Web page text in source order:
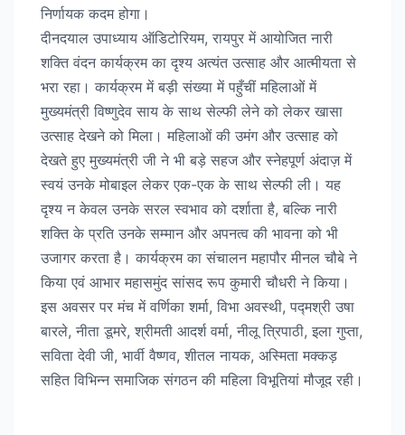
निर्णायक कदम होगा।
दीनदयाल उपाध्याय ऑडिटोरियम, रायपुर में आयोजित नारी
शक्ति वंदन कार्यक्रम का दृश्य अत्यंत उत्साह और आत्मीयता से
भरा रहा। कार्यक्रम में बड़ी संख्या में पहुँचीं महिलाओं में
मुख्यमंत्री विष्णुदेव साय के साथ सेल्फी लेने को लेकर खासा
उत्साह देखने को मिला। महिलाओं की उमंग और उत्साह को
देखते हुए मुख्यमंत्री जी ने भी बड़े सहज और स्नेहपूर्ण अंदाज़ में
स्वयं उनके मोबाइल लेकर एक-एक के साथ सेल्फी ली। यह
दृश्य न केवल उनके सरल स्वभाव को दर्शाता है, बल्कि नारी
शक्ति के प्रति उनके सम्मान और अपनत्व की भावना को भी
उजागर करता है। कार्यक्रम का संचालन महापौर मीनल चौबे ने
किया एवं आभार महासमुंद सांसद रूप कुमारी चौधरी ने किया।
इस अवसर पर मंच में वर्णिका शर्मा, विभा अवस्थी, पद्मश्री उषा
बारले, नीता डूमरे, श्रीमती आदर्श वर्मा, नीलू त्रिपाठी, इला गुप्ता,
सविता देवी जी, भार्वी वैष्णव, शीतल नायक, अस्मिता मक्कड़
सहित विभिन्न समाजिक संगठन की महिला विभूतियां मौजूद रही।